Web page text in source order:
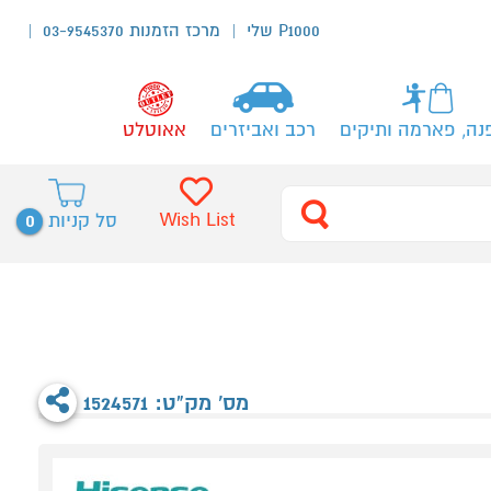
P1000 שלי מרכז הזמנות 03-9545370
פארמה ותיקים רכב ואביזרים אאוטלט
סל קניות 0 Wish List
מס' מק"ט: 1524571